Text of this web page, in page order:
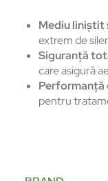
Mediu liniștit
extrem de
Siguranță
care asigură
Performanță
pentru